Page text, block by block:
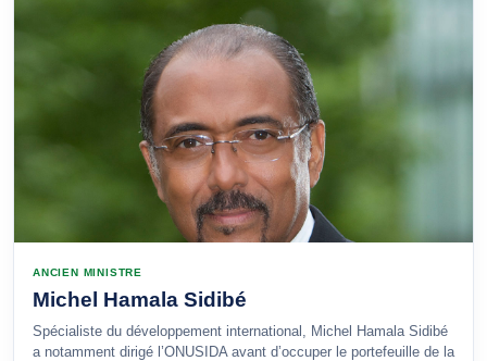
ANCIEN MINISTRE
Michel Hamala Sidibé
Spécialiste du développement international, Michel Hamala Sidibé
a notamment dirigé l’ONUSIDA avant d’occuper le portefeuille de la